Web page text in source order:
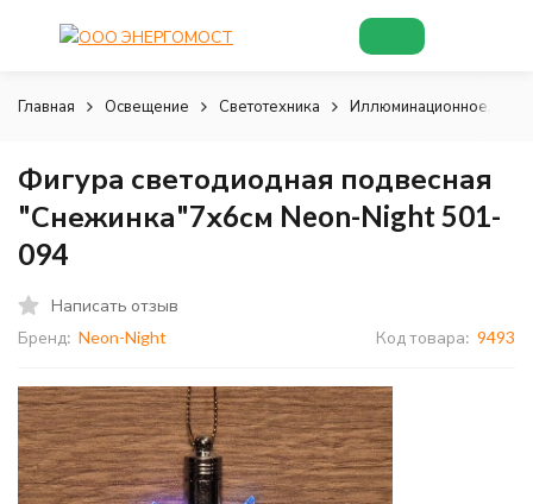
Главная Освещение Светотехника Иллюминационное,
Фигура светодиодная подвесная
"Снежинка"7х6см Neon-Night 501-
094
Написать отзыв
Бренд: Neon-Night Код товара: 9493